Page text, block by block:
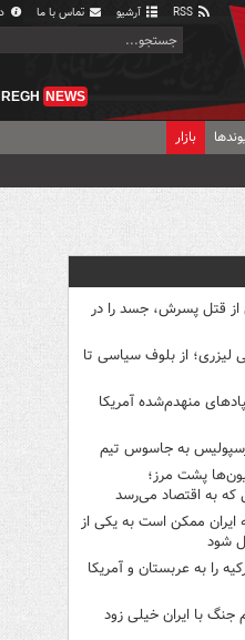
آرشیو تماس با ما
NEWS
بازار
قتل پسرش، جسد را در
از بلوف سیاسی تا
منهدم‌شده آمریکا
به جاسوس تیم
پشت مرز؛
به اقتصاد می‌رسد
ایران ممکن است به یکی از
شود
را به عربستان و آمریکا
با ایران خیلی زود